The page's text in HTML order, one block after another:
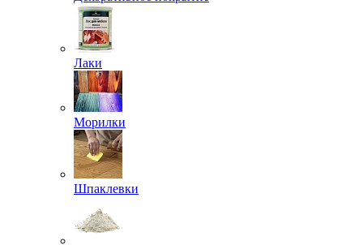
Лаки
Морилки
Шпаклевки